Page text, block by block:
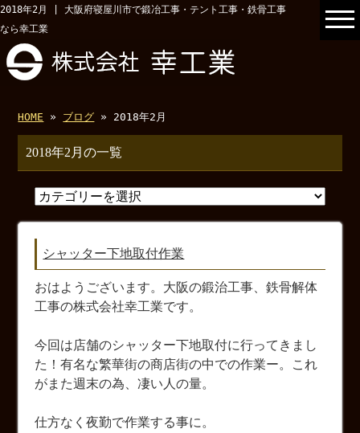
2018年2月 | 大阪府寝屋川市で鍛冶工事・テント工事・鉄骨工事
なら幸工業
HOME » ブログ » 2018年2月
2018年2月の一覧
シャッター下地取付作業
おはようございます。大阪の鍛治工事、鉄骨解体
工事の株式会社幸工業です。
今回は店舗のシャッター下地取付に行ってきまし
た！有名な繁華街の商店街の中での作業ー。これ
がまた週末の為、凄い人の量。
仕方なく夜勤で作業する事に。